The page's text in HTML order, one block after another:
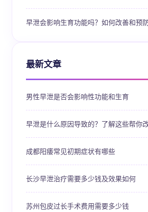
早泄会影响生育功能吗？如何改善和预
最新文章
男性早泄是否会影响性功能和生育
早泄是什么原因导致的？了解这些帮你
成都阳痿常见初期症状有哪些
长沙早泄治疗需要多少钱及效果如何
苏州包皮过长手术费用需要多少钱